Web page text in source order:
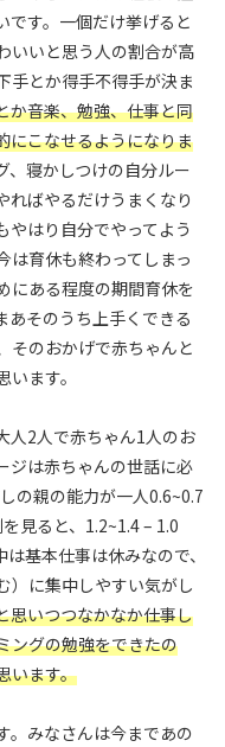
です。一個だけ挙げると
いいと思う人の割合が高
手とか得手不得手が決ま
か音楽、勉強、仕事と同
にこなせるようになりま
、寝かしつけの自分ルー
ればやるだけうまくなり
やはり自分でやってよう
は育休も終わってしまっ
にある程度の期間育休を
あそのうち上手くできる
そのおかげで赤ちゃんと
ます。
人2人で赤ちゃん1人のお
ジは赤ちゃんの世話に必
の親の能力が一人0.6~0.7
見ると、1.2~1.4 – 1.0
基本仕事は休みなので、
）に集中しやすい気がし
思いつつなかなか仕事し
ングの勉強をできたの
います。
みなさんは今まであの